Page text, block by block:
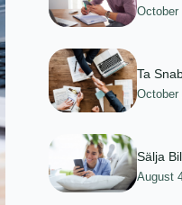
October
Ta
October
Sälja
August